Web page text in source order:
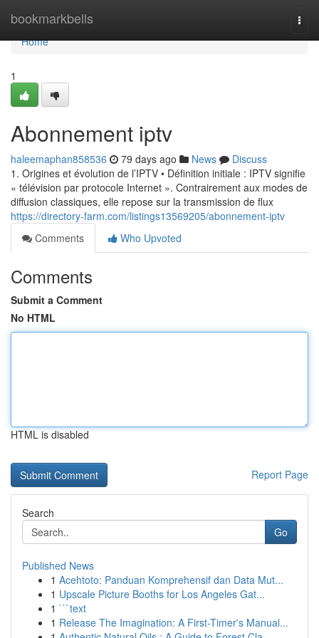
bookmarkbells
Home
Home
1
Abonnement iptv
haleemaphan858536 79 days ago News
Discuss
1. Origines et évolution de l’IPTV • Définition initiale : IPTV signifie
« télévision par protocole Internet ». Contrairement aux modes de
diffusion classiques, elle repose sur la transmission de flux
https://directory-farm.com/listings13569205/abonnement-iptv
Comments
Who Upvoted
Comments
Submit a Comment
No HTML
HTML is disabled
Report Page
Search
Go
Published News
1 Acehtoto: Panduan Komprehensif dan Data Mut...
1 Upscale Picture Booths for Los Angeles Gat...
1 ```text
1 Release The Imagination: A First-Timer's Manual...